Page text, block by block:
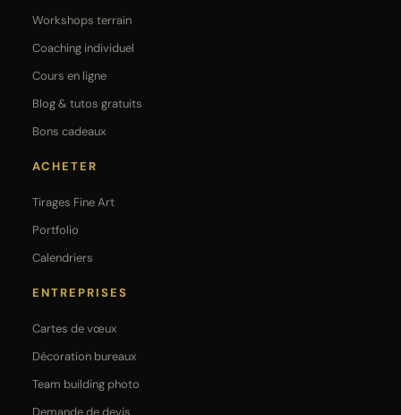
Workshops terrain
Coaching individuel
Cours en ligne
Blog & tutos gratuits
Bons cadeaux
ACHETER
Tirages Fine Art
Portfolio
Calendriers
ENTREPRISES
Cartes de vœux
Décoration bureaux
Team building photo
Demande de devis